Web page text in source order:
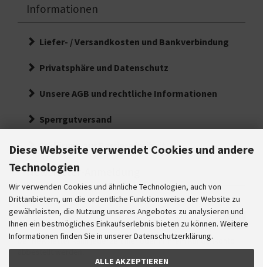
Informationen
Liefer- / Versandkosten und Bankverbindung
Privatsphäre und Datenschutz
Unsere AGB und rechtliche Informationen
Sperrgutversand
Erklärung zur Barrierefreiheit
Newsletter-Anmeldung
E-Mail-Adresse:
Ihre
E-
Mail
Der Newsletter kann jederzeit hier oder in Ihrem Kundenkonto
abbestellt werden.
Diese Webseite verwendet Cookies und andere
Technologien
Wir verwenden Cookies und ähnliche Technologien, auch von
Drittanbietern, um die ordentliche Funktionsweise der Website zu
gewährleisten, die Nutzung unseres Angebotes zu analysieren und
Ihnen ein bestmögliches Einkaufserlebnis bieten zu können. Weitere
Informationen finden Sie in unserer Datenschutzerklärung.
ALLE AKZEPTIEREN